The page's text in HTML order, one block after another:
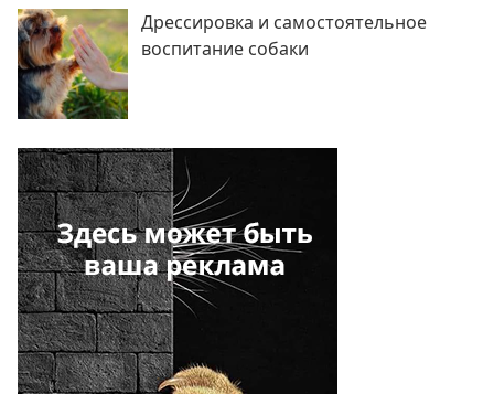
Дрессировка и самостоятельное
воспитание собаки